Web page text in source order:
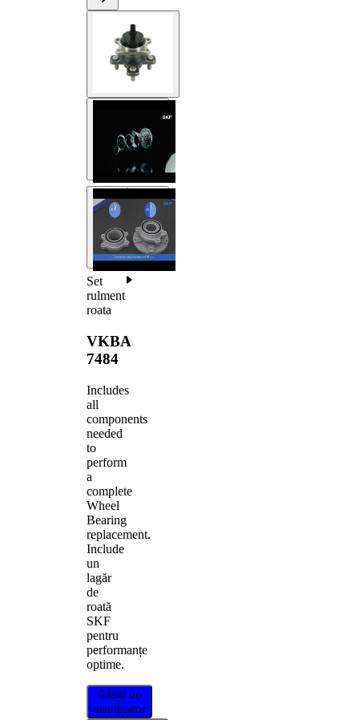
Set
rulment
roata
VKBA
7484
Includes
all
components
needed
to
perform
a
complete
Wheel
Bearing
replacement.
Include
un
lagăr
de
roată
SKF
pentru
performanțe
optime.
Găsiți un
distribuitor